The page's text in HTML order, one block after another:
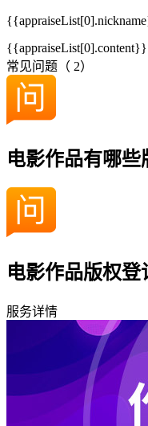
{{appraiseList[0].content}}
常见问题（ 2）
电影作品有哪些
电影作品版权登
服务详情